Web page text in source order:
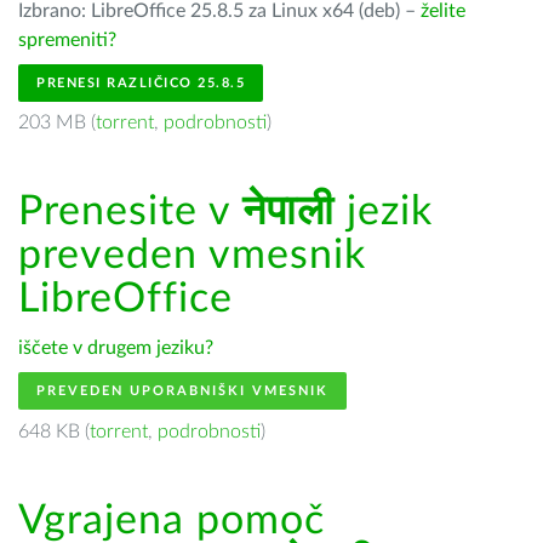
Izbrano: LibreOffice 25.8.5 za Linux x64 (deb) – želite
spremeniti?
PRENESI RAZLIČICO 25.8.5
203 MB (torrent, podrobnosti)
Prenesite vनेपालीjezik
preveden vmesnik
LibreOffice
iščete v drugem jeziku?
PREVEDEN UPORABNIŠKI VMESNIK
648 KB (torrent, podrobnosti)
Vgrajena pomoč